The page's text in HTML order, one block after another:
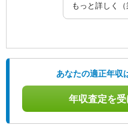
もっと詳しく（
あなたの適正年収
年収査定を受